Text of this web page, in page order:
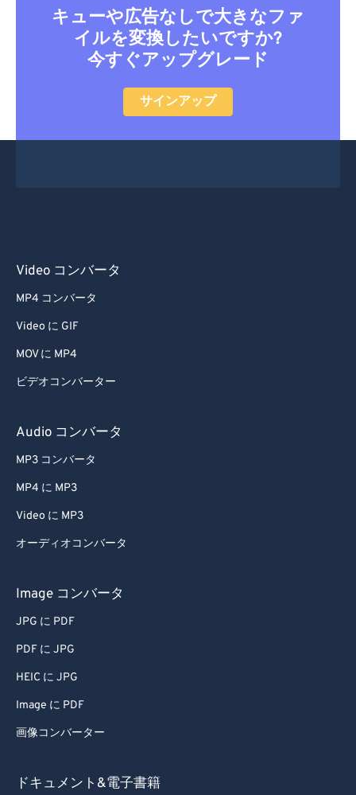
キューや広告なしで大きなファ
イルを変換したいですか?
今すぐアップグレード
サインアップ
Video コンバータ
MP4 コンバータ
Video に GIF
MOV に MP4
ビデオコンバーター
Audio コンバータ
MP3 コンバータ
MP4 に MP3
Video に MP3
オーディオコンバータ
Image コンバータ
JPG に PDF
PDF に JPG
HEIC に JPG
Image に PDF
画像コンバーター
ドキュメント&電子書籍